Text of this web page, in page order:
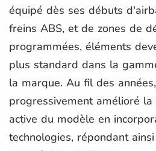
équipé dès ses débuts
freins ABS, et de zones de
programmées, éléments
plus standard dans la
la marque. Au fil des
progressivement amélioré
active du modèle en
technologies, répondant